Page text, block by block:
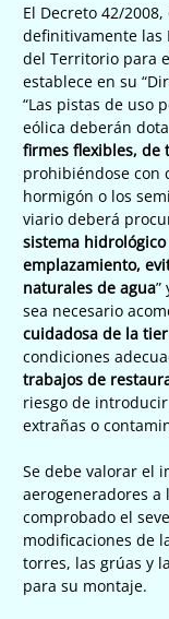
El Decreto 42/
definitivamente las
del Territorio para
establece en su
“Las pistas de uso
eólica deberán
firmes flexibles, de
prohibiéndose con
hormigón o los
viario deberá
sistema
emplazamiento,
naturales de agua”
sea necesario
cuidadosa de la
condiciones
trabajos de
riesgo de
extrañas o
Se debe valorar el
aerogeneradores a
comprobado el
modificaciones de
torres, las grúas y
para su montaje.